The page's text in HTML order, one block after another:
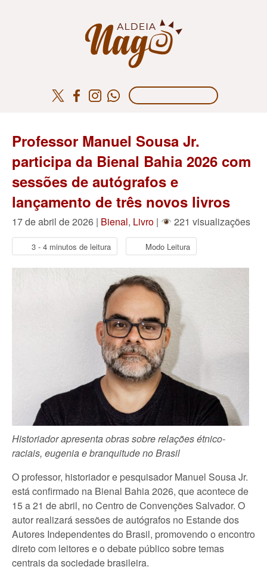
Professor Manuel Sousa Jr.
participa da Bienal Bahia 2026 com
sessões de autógrafos e
lançamento de três novos livros
17 de abril de 2026 | Bienal, Livro | 221 visualizações
3 - 4 minutos de leitura Modo Leitura
Historiador apresenta obras sobre relações étnico-
raciais, eugeniae branquitude no Brasil
O professor, historiador e pesquisador Manuel Sousa Jr.
está confirmado na Bienal Bahia 2026, que acontece de
15 a 21 de abril, no Centro de Convenções Salvador. O
autor realizará sessões de autógrafos no Estande dos
Autores Independentes do Brasil, promovendo o encontro
direto com leitores e o debate público sobre temas
centrais da sociedade brasileira.